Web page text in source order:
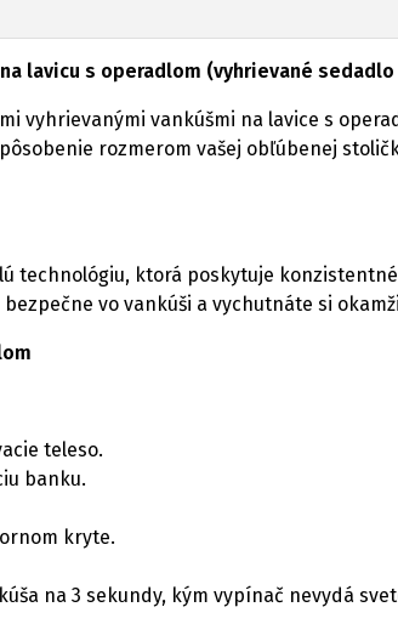
lavicu s operadlom (vyhrievané
vyhrievanými vankúšmi na lavice s
rozmerom vašej obľúbenej
technológiu, ktorá poskytuje
vo vankúši a vychutnáte si
teleso.
banku.
kryte.
na 3 sekundy, kým vypínač nevydá